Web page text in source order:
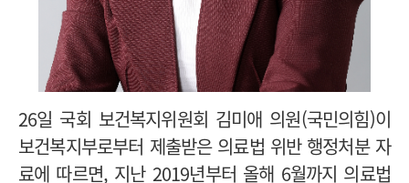
26일 국회 보건복지위원회 김미애 의원(국민의힘)이
보건복지부로부터 제출받은 의료법 위반 행정처분 자
료에 따르면, 지난 2019년부터 올해 6월까지 의료법